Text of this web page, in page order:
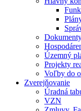
Územný
Projekty
Voľby do
Zverejňovanie
Úradná
VZN